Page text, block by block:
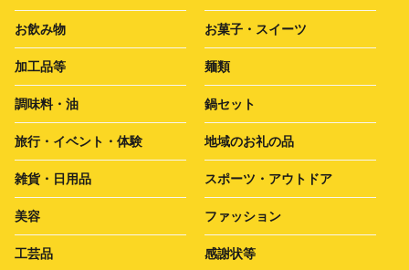
お飲み物 お菓子・スイーツ
加工品等 麺類
調味料・油 鍋セット
旅行・イベント・体験 地域のお礼の品
雑貨・日用品 スポーツ・アウトドア
美容 ファッション
工芸品 感謝状等